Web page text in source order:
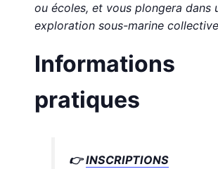
ou écoles, et vous plongera dans
exploration sous-marine
Informations
pratiques
👉INSCRIPTIONS